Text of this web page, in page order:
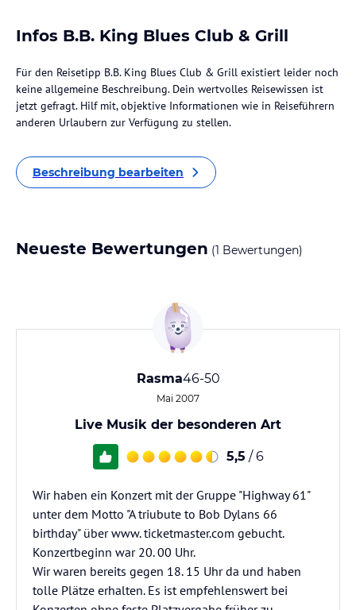
Infos B.B. King Blues Club & Grill
Für den Reisetipp B.B. King Blues Club & Grill existiert leider noch
keine allgemeine Beschreibung. Dein wertvolles Reisewissen ist
jetzt gefragt. Hilf mit, objektive Informationen wie in Reiseführern
anderen Urlaubern zur Verfügung zu stellen.
Beschreibung bearbeiten
Neueste Bewertungen (1 Bewertungen)
Rasma46-50
Mai 2007
Live Musik der besonderen Art
5,5 / 6
Wir haben ein Konzert mit der Gruppe "Highway 61"
unter dem Motto "A triubute to Bob Dylans 66
birthday" über www. ticketmaster.com gebucht.
Konzertbeginn war 20. 00 Uhr.
Wir waren bereits gegen 18. 15 Uhr da und haben
tolle Plätze erhalten. Es ist empfehlenswert bei